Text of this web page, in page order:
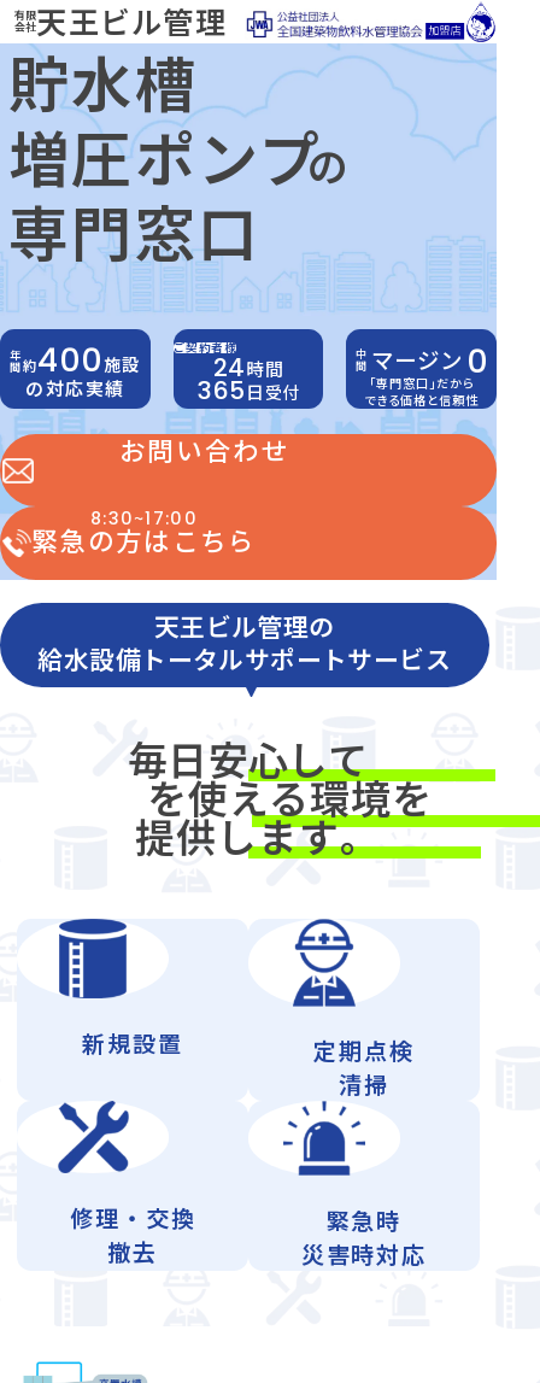
有限
会社天王ビル管理
貯水槽
増圧ポンプの
専門窓口
年間約400施設
の対応実績
ご契約者様
24時間
365日 受付
中間 マージン 0
「専門窓口」だから
できる価格と信頼性
お問い合わせ
8:30~17:00
緊急の方はこちら
天王ビル管理の
給水設備トータルサポートサービス
毎日安心して
を使える環境を
提供します。
新規設置
定期点検
清掃
修理・交換
撤去
緊急時
災害時対応